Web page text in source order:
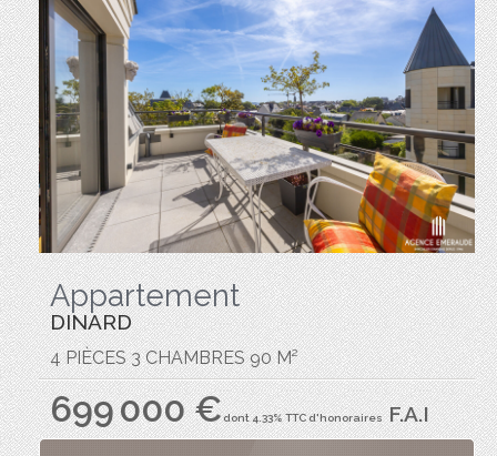
Appartement
DINARD
4 PIÈCES 3 CHAMBRES 90 M²
699 000 €dont 4.33% TTC d'honorairesF.A.I